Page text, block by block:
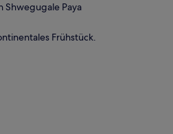
Shwegugale Paya
Frühstück.